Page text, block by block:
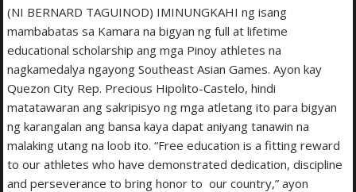
(NI BERNARD TAGUINOD) IMINUNGKAHI ng isang
mambabatas sa Kamara na bigyan ng full at lifetime
educational scholarship ang mga Pinoy athletes na
nagkamedalya ngayong Southeast Asian Games. Ayon kay
Quezon City Rep. Precious Hipolito-Castelo, hindi
matatawaran ang sakripisyo ng mga atletang ito para bigyan
ng karangalan ang bansa kaya dapat aniyang tanawin na
malaking utang na loob ito. “Free education is a fitting reward
to our athletes who have demonstrated dedication, discipline
and perseverance to bring honor to our country,” ayon